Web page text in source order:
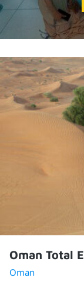
Oman Total
Oman